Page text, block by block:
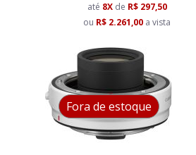
até 8Xde R$ 297,50
ou R$ 2.261,00 a vista
Fora de estoque